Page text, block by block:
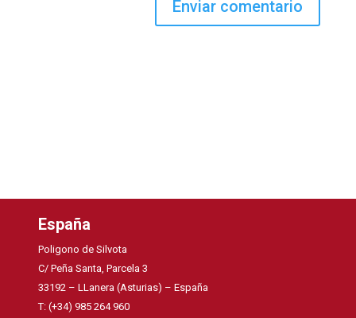
España
Poligono de Silvota
C/ Peña Santa, Parcela 3
33192 – LLanera (Asturias) – España
T: (+34) 985 264 960